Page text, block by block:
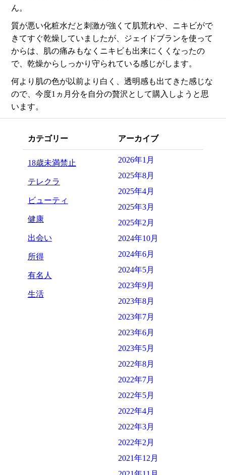
ん。
質が悪い化粧水だと刺激が強くて肌荒れや、ニキビがで
きてすぐ乾燥していましたが、ジェイドブランを使って
からは、肌の痛みもなくニキビも出来にくくなったの
で、乾燥からしっかり守られている感じがします。
何より肌の色が以前より白く、透明感も出てきた感じな
ので、今度1ヵ月分を自分の贅沢として購入しようと思
います。
カテゴリー
18歳未満禁止
テレクラ
ビューティ
健康
出会い
所得
有名人
生活
アーカイブ
2026年1月
2025年8月
2025年4月
2025年3月
2025年2月
2024年10月
2024年6月
2024年5月
2023年9月
2023年8月
2023年7月
2023年6月
2023年5月
2022年8月
2022年7月
2022年5月
2022年4月
2022年3月
2022年2月
2021年12月